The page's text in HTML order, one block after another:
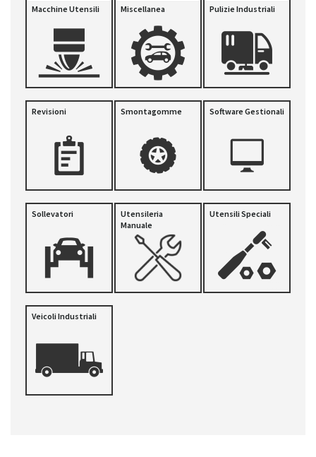
Macchine Utensili Miscellanea Pulizie Industriali
Revisioni Smontagomme Software Gestionali
Sollevatori
Utensileria
Manuale
Utensili Speciali
Veicoli Industriali